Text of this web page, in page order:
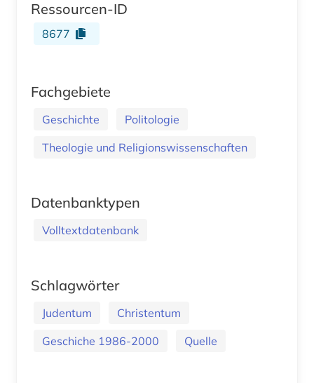
Ressourcen-ID
8677
Fachgebiete
Geschichte
Politologie
Theologie und Religionswissenschaften
Datenbanktypen
Volltextdatenbank
Schlagwörter
Judentum
Christentum
Geschiche 1986-2000
Quelle